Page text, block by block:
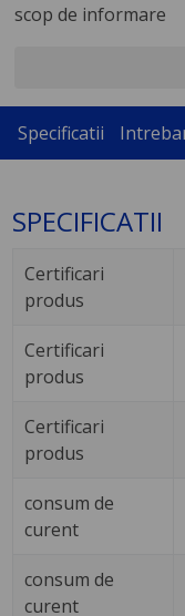
scop de informare
Specificatii
SPECIFICATII
Certificari
produs
Certificari
produs
Certificari
produs
consum de
curent
consum de
curent